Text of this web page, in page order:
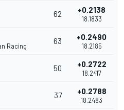
62 +0.2138
18.1833
Racing
63 +0.2490
18.2185
50 +0.2722
18.2417
37 +0.2788
18.2483